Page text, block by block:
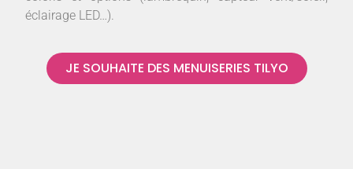
éclairage LED…).
JE SOUHAITE DES MENUISERIES TILYO